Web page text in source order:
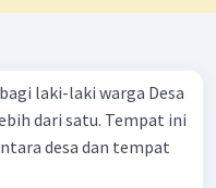
laki-laki warga Desa
dari satu. Tempat ini
desa dan tempat